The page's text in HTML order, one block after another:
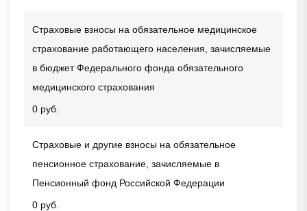
Страховые взносы на обязательное медицинское
страхование работающего населения, зачисляемые
в бюджет Федерального фонда обязательного
медицинского страхования
0 руб.
Страховые и другие взносы на обязательное
пенсионное страхование, зачисляемые в
Пенсионный фонд Российской Федерации
0 руб.